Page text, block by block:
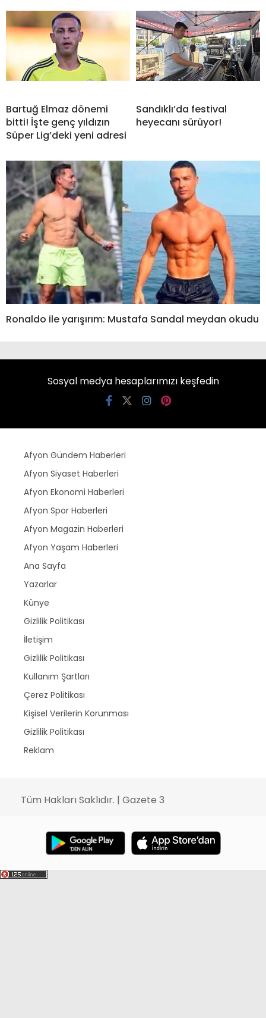
Bartuğ Elmaz dönemi
bitti! İşte genç yıldızın
Süper Lig’deki yeni adresi
Sandıklı’da festival
heyecanı sürüyor!
Ronaldo ile yarışırım: Mustafa Sandal meydan okudu
Sosyal medya hesaplarımızı keşfedin
Afyon Gündem Haberleri
Afyon Siyaset Haberleri
Afyon Ekonomi Haberleri
Afyon Spor Haberleri
Afyon Magazin Haberleri
Afyon Yaşam Haberleri
Ana Sayfa
Yazarlar
Künye
Gizlilik Politikası
İletişim
Gizlilik Politikası
Kullanım Şartları
Çerez Politikası
Kişisel Verilerin Korunması
Gizlilik Politikası
Reklam
Tüm Hakları Saklıdır. | Gazete 3